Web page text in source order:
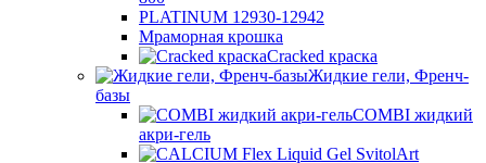
PLATINUM 12930-12942
Мраморная крошка
Cracked краска
Жидкие гели, Френч-
базы
COMBI жидкий
акри-гель